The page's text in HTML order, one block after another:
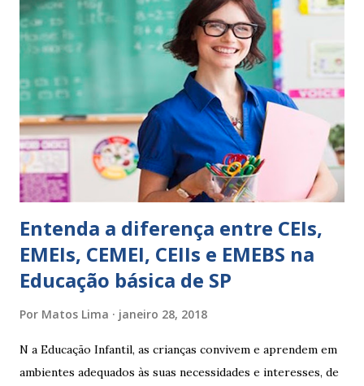
isso ressalta trabalho. SUGESTÕES DE PALAVRAS E
EXPRESSÕES PARA USO EM RELATÓRIOS Você pensa Você
escreve O aluno não sabe O aluno não adquiriu os
conceitos, está em fase de aprendizado. Não tem limites
Apresenta dificuldades de auto-regulação, pois… É nervoso
Ainda não desenvolveu habilidades para convívio no
ambiente...
Entenda a diferença entre CEIs,
EMEIs, CEMEI, CEIIs e EMEBS na
Educação básica de SP
Por Matos Lima janeiro 28, 2018
N a Educação Infantil, as crianças convivem e aprendem em
ambientes adequados às suas necessidades e interesses, de